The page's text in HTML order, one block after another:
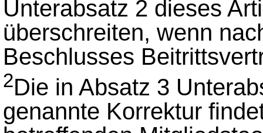
Unterabsatz 2 dieses
überschreiten, wenn
Beschlusses
2Die in Absatz 3
genannte Korrektur